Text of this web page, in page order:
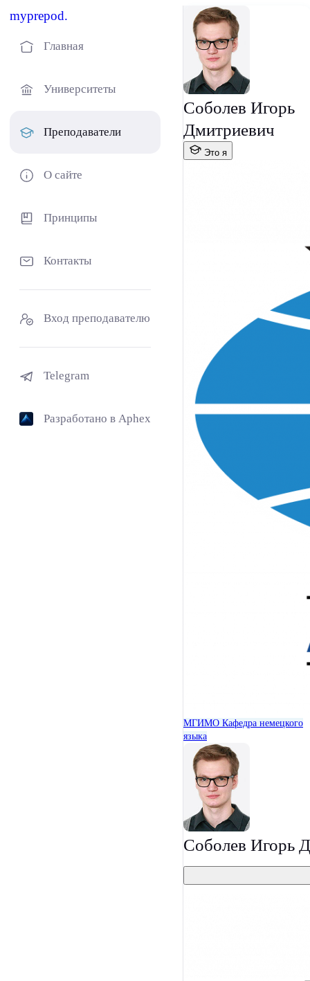
myprepod.
Главная
Университеты
Преподаватели
О сайте
Принципы
Контакты
Вход преподавателю
Telegram
Разработано в Aphex
Соболев Игорь
Дмитриевич
Это я
МГИМО Кафедра немецкого
языка
Соболев Игорь